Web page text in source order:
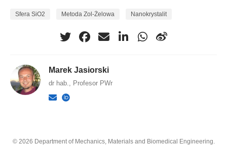
Sfera SiO2 Metoda Zol-Żelowa Nanokrystalit
Marek Jasiorski
dr hab., Profesor PWr
© 2026 Department of Mechanics, Materials and Biomedical Engineering.